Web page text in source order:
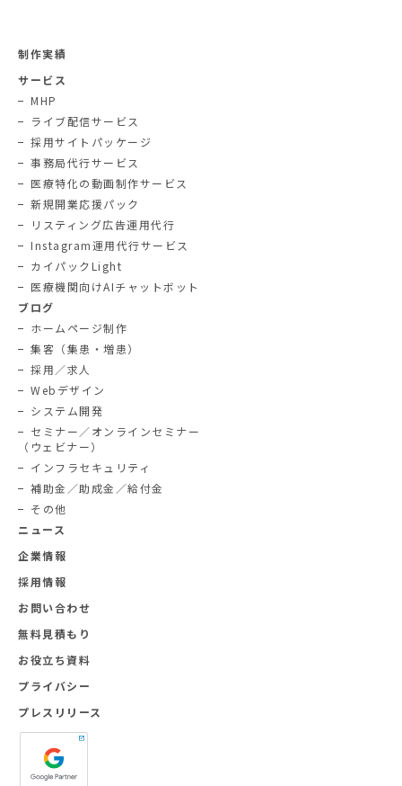
制作実績
サービス
MHP
ライブ配信サービス
採用サイトパッケージ
事務局代行サービス
医療特化の動画制作サービス
新規開業応援パック
リスティング広告運用代行
Instagram運用代行サービス
カイパックLight
医療機関向けAIチャットボット
ブログ
ホームページ制作
集客（集患・増患）
採用／求人
Webデザイン
システム開発
セミナー／オンラインセミナー
（ウェビナー）
インフラセキュリティ
補助金／助成金／給付金
その他
ニュース
企業情報
採用情報
お問い合わせ
無料見積もり
お役立ち資料
プライバシー
プレスリリース